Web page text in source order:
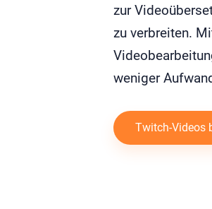
zur
zu verbreiten.
weniger
Twitch-Videos